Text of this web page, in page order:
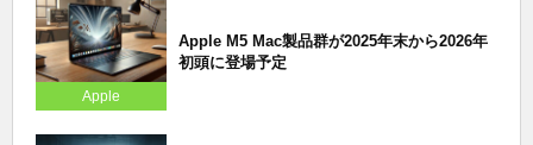
Apple
Apple M5 Mac製品群が2025年末から2026年
初頭に登場予定